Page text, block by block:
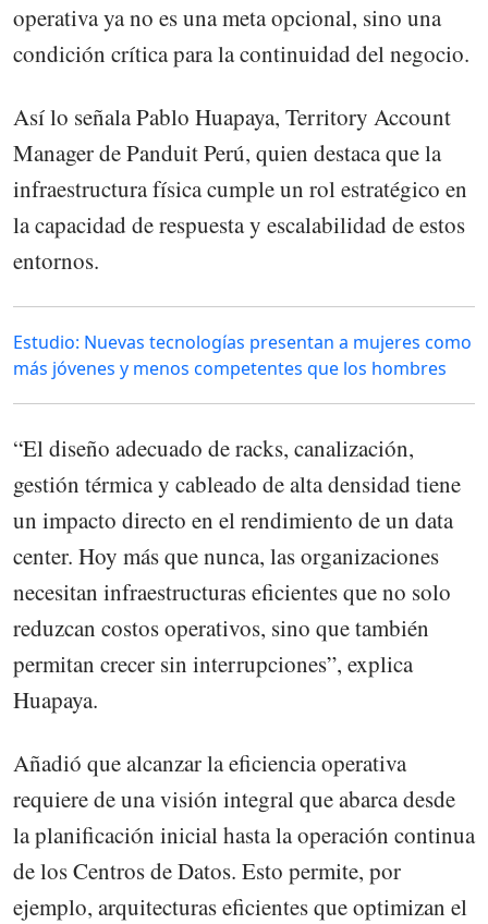
operativa ya no es una meta opcional, sino una
condición crítica para la continuidad del negocio.
Así lo señala Pablo Huapaya, Territory Account
Manager de Panduit Perú, quien destaca que la
infraestructura física cumple un rol estratégico en
la capacidad de respuesta y escalabilidad de estos
entornos.
Estudio: Nuevas tecnologías presentan a mujeres como
más jóvenes y menos competentes que los hombres
“El diseño adecuado de racks, canalización,
gestión térmica y cableado de alta densidad tiene
un impacto directo en el rendimiento de un data
center. Hoy más que nunca, las organizaciones
necesitan infraestructuras eficientes que no solo
reduzcan costos operativos, sino que también
permitan crecer sin interrupciones”, explica
Huapaya.
Añadió que alcanzar la eficiencia operativa
requiere de una visión integral que abarca desde
la planificación inicial hasta la operación continua
de los Centros de Datos. Esto permite, por
ejemplo, arquitecturas eficientes que optimizan el